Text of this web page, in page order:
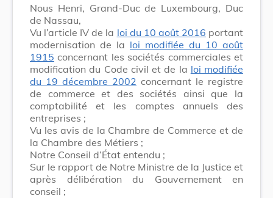
Nous Henri, Grand-Duc de Luxembourg, Duc
de Nassau,
Vu l’article IV de la loi du 10 août 2016 portant
modernisation de la loi modifiée du 10 août
1915 concernant les sociétés commerciales et
modification du Code civil et de la loi modifiée
du 19 décembre 2002 concernant le registre
de commerce et des sociétés ainsi que la
comptabilité et les comptes annuels des
entreprises ;
Vu les avis de la Chambre de Commerce et de
la Chambre des Métiers ;
Notre Conseil d’État entendu ;
Sur le rapport de Notre Ministre de la Justice et
après délibération du Gouvernement en
conseil ;